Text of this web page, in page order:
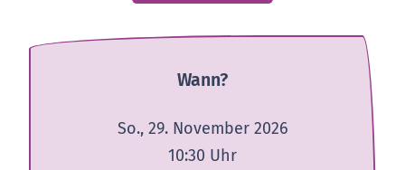
Wann?
So., 29. November 2026
10:30 Uhr